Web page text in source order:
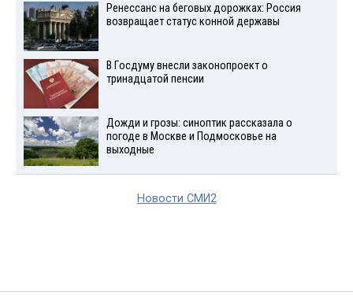
Ренессанс на беговых дорожках: Россия
возвращает статус конной державы
В Госдуму внесли законопроект о
тринадцатой пенсии
Дожди и грозы: синоптик рассказала о
погоде в Москве и Подмосковье на
выходные
Новости СМИ2